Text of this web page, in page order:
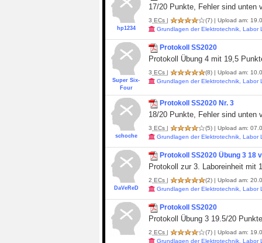
hp1234
17/20 Punkte, Fehler sind unten
3 ECs | (7) | Upload am:
Grundlagen der Elektrotechnik, Labor
Super Six-
Four
Protokoll SS2020
Protokoll Übung 4 mit 19,5
3 ECs | (8) | Upload am:
Grundlagen der Elektrotechnik, Labor
schoche
Protokoll SS2020 Nr. 3
18/20 Punkte, Fehler sind unten
3 ECs | (5) | Upload am:
Grundlagen der Elektrotechnik, Labor
DaVeReD
Protokoll SS2020 Übung 3 18
Protokoll zur 3. Laboreinheit mit
2 ECs | (2) | Upload am:
Grundlagen der Elektrotechnik, Labor
Protokoll SS2020
Protokoll Übung 3 19.5/20 Punkte
2 ECs | (7) | Upload am:
Grundlagen der Elektrotechnik, Labor